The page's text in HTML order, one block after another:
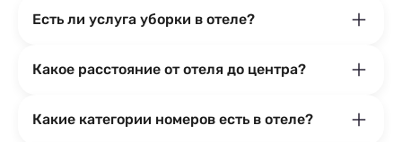
Есть ли услуга уборки в отеле?
Какое расстояние от отеля до центра?
Какие категории номеров есть в отеле?